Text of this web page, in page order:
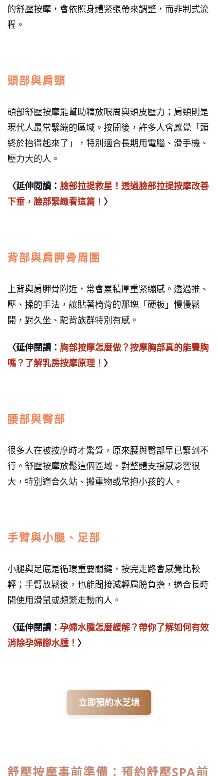
的舒壓按摩，會依照身體緊張帶來調整，而非制式流
程。
頭部與肩頸
頭部舒壓按摩能幫助釋放眼周與頭皮壓力；肩頸則是
現代人最常緊繃的區域。按開後，許多人會感覺「頭
終於抬得起來了」，特別適合長期用電腦、滑手機、
壓力大的人。
〈延伸閱讀： 臉部拉提救星！透過臉部拉提按摩改善
下垂，臉部緊緻看這篇！ 〉
背部與肩胛骨周圍
上背與肩胛骨附近，常會累積厚重緊繃感。透過推、
壓、揉的手法，讓貼著椅背的那塊「硬板」慢慢鬆
開，對久坐、駝背族群特別有感。
〈延伸閱讀： 胸部按摩怎麼做？按摩胸部真的能豐胸
嗎？了解乳房按摩原理！ 〉
腰部與臀部
很多人在被按摩時才驚覺，原來腰與臀部早已緊到不
行。舒壓按摩放鬆這個區域，對整體支撐感影響很
大，特別適合久站、搬重物或常抱小孩的人。
手臂與小腿、足部
小腿與足底是循環重要關鍵，按完走路會感覺比較
輕；手臂放鬆後，也能間接減輕肩膀負擔，適合長時
間使用滑鼠或頻繁走動的人。
〈延伸閱讀： 孕婦水腫怎麼緩解？帶你了解如何有效
消除孕婦腳水腫！ 〉
立即預約水芝境
舒壓按摩事前準備：預約舒壓SPA前